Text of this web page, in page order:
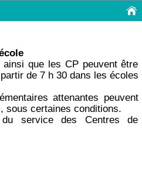
ainsi que les CP peuvent être
de 7 h 30 dans les écoles
attenantes peuvent
sous certaines conditions.
du service des Centres de